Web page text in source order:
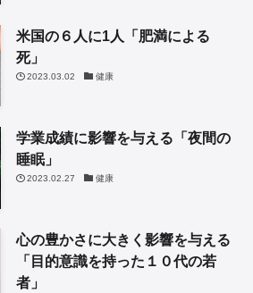
米国の６人に1人「肥満による
死」
2023.03.02 健康
学業成績に影響を与える「夜間の
睡眠」
2023.02.27 健康
心の豊かさに大きく影響を与える
「目的意識を持った１０代の若
者」